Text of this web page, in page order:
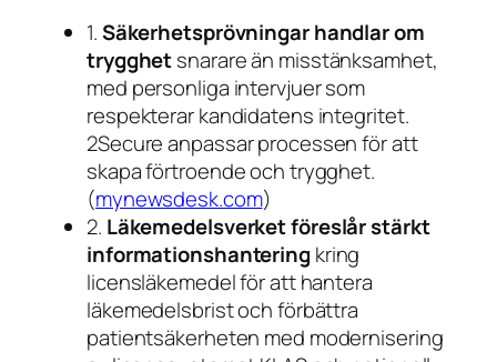
1.Säkerhetsprövningar handlar om
trygghetsnarare än misstänksamhet,
med personliga intervjuer som
respekterar kandidatens integritet.
2Secure anpassar processen för att
skapa förtroende och trygghet.
(mynewsdesk.com)
2. Läkemedelsverket föreslår stärkt
informationshantering kring
licensläkemedel för att hantera
läkemedelsbrist och förbättra
patientsäkerheten med modernisering